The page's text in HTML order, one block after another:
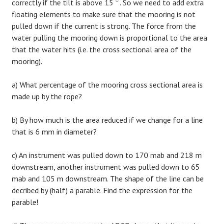
correctly if the tilt is above 15
. So we need to add extra
floating elements to make sure that the mooring is not
pulled down if the current is strong. The force from the
water pulling the mooring down is proportional to the area
that the water hits (i.e. the cross sectional area of the
mooring).
a) What percentage of the mooring cross sectional area is
made up by the rope?
b) By how much is the area reduced if we change for a line
that is 6 mm in diameter?
c) An instrument was pulled down to 170 mab and 218 m
downstream, another instrument was pulled down to 65
mab and 105 m downstream. The shape of the line can be
decribed by (half) a parable. Find the expression for the
parable!